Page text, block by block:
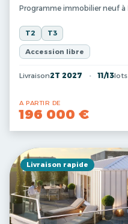
Programme immobilier neuf à
T2 T3
Accession libre
Livraison2T 2027 11/13
A PARTIR DE
196 000 €
Livraison rapide